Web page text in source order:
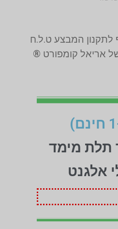
אריאל קומפורט ®
תלת מימד
אלגנט